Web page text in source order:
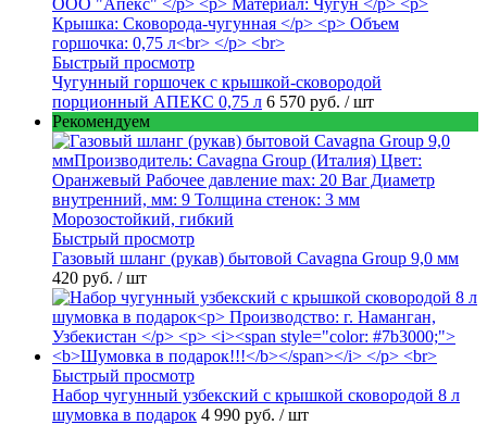
Быстрый просмотр
Чугунный горшочек с крышкой-сковородой
порционный АПЕКС 0,75 л 6 570 руб. / шт
Рекомендуем
Быстрый просмотр
Газовый шланг (рукав) бытовой Cavagna Group 9,0 мм
420 руб. / шт
Быстрый просмотр
Набор чугунный узбекский с крышкой сковородой 8 л
шумовка в подарок 4 990 руб. / шт